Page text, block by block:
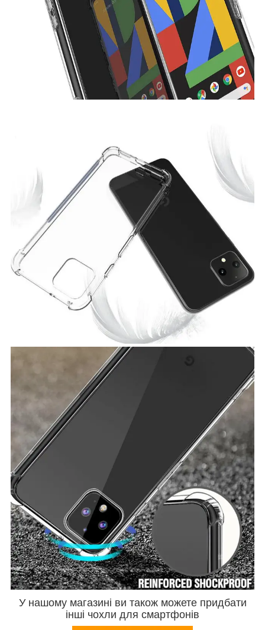
У нашому магазині ви також можете придбати
інші чохли для смартфонів